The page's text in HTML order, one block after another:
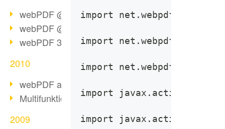
webPDF @ DMS EXPO Resümee
webPDF @ DMS Expo 2011
webPDF 3.0 steht bereit!
2010
webPDF als 64bit-Edition
Multifunktionswerkzeug webPDF 2.0
2009
import
import
import
import
import